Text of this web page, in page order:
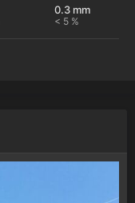
0.3 mm
< 5 %